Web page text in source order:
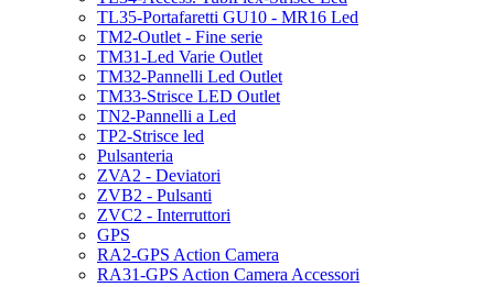
TL35-Portafaretti GU10 - MR16 Led
TM2-Outlet - Fine serie
TM31-Led Varie Outlet
TM32-Pannelli Led Outlet
TM33-Strisce LED Outlet
TN2-Pannelli a Led
TP2-Strisce led
Pulsanteria
ZVA2 - Deviatori
ZVB2 - Pulsanti
ZVC2 - Interruttori
GPS
RA2-GPS Action Camera
RA31-GPS Action Camera Accessori